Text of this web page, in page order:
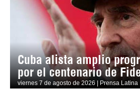
Cuba alista amplio
por el centenario de
viernes 7 de agosto de 2026 | Prensa Latina